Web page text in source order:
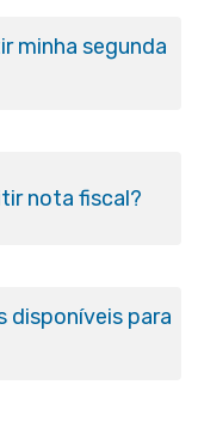
minha segunda
nota fiscal?
disponíveis para